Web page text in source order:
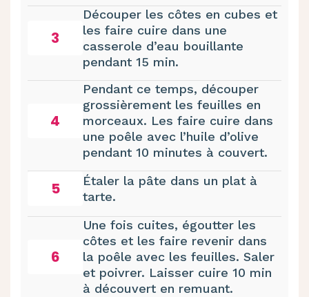
3
Découper les côtes en cubes et
les faire cuire dans une
casserole d’eau bouillante
pendant 15 min.
4
Pendant ce temps, découper
grossièrement les feuilles en
morceaux. Les faire cuire dans
une poêle avec l’huile d’olive
pendant 10 minutes à couvert.
5
Étaler la pâte dans un plat à
tarte.
6
Une fois cuites, égoutter les
côtes et les faire revenir dans
la poêle avec les feuilles. Saler
et poivrer. Laisser cuire 10 min
à découvert en remuant.